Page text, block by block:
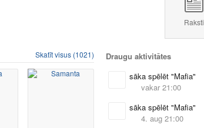
Raksti
Skatīt visus (1021)
Draugu aktivitātes
sāka spēlēt "Mafia"
vakar 21:00
sāka spēlēt "Mafia"
4. aug 21:00